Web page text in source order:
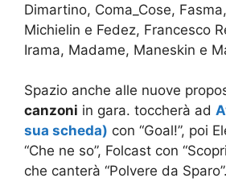
Dimartino, Coma_Cose,
Michielin e Fedez, Francesco
Irama, Madame, Maneskin e
Spazio anche alle nuove
canzoni in gara. toccherà ad
sua scheda) con “Goal!”, poi
“Che ne so”, Folcast con
che canterà “Polvere da